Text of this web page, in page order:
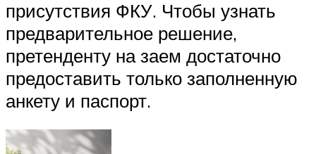
присутствия ФКУ. Чтобы узнать
предварительное решение,
претенденту на заем достаточно
предоставить только заполненную
анкету и паспорт.